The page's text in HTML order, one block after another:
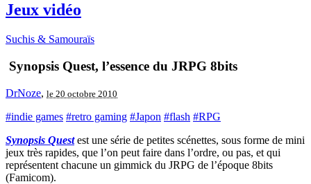
Jeux vidéo
Suchis & Samouraïs
Synopsis Quest, l’essence du JRPG 8bits
DrNoze, le 20 octobre 2010
#indie games #retro gaming #Japon #flash #RPG
Synopsis Quest est une série de petites scénettes, sous forme de mini
jeux très rapides, que l’on peut faire dans l’ordre, ou pas, et qui
représentent chacune un gimmick du JRPG de l’époque 8bits
(Famicom).